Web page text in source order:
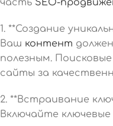
часть SEO-
1. **Создание
Ваш контент
полезным.
сайты за
2. **Встраивание
Включайте